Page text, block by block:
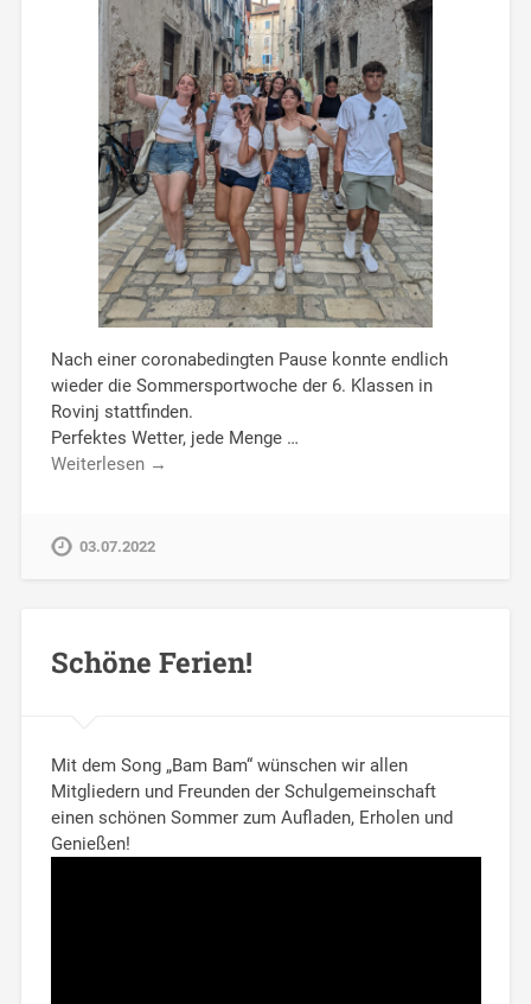
Nach einer coronabedingten Pause konnte endlich
wieder die Sommersportwoche der 6. Klassen in
Rovinj stattfinden.
Perfektes Wetter, jede Menge …
Weiterlesen →
03.07.2022
Schöne Ferien!
Mit dem Song „Bam Bam“ wünschen wir allen
Mitgliedern und Freunden der Schulgemeinschaft
einen schönen Sommer zum Aufladen, Erholen und
Genießen!